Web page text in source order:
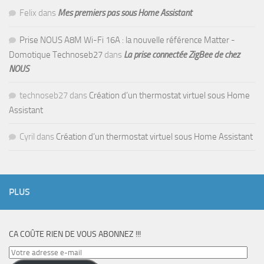
Felix dans Mes premiers pas sous Home Assistant
Prise NOUS A8M Wi-Fi 16A : la nouvelle référence Matter -
Domotique Technoseb27 dans La prise connectée ZigBee de chez
NOUS
technoseb27 dans Création d’un thermostat virtuel sous Home
Assistant
Cyril dans Création d’un thermostat virtuel sous Home Assistant
PLUS
CA COÛTE RIEN DE VOUS ABONNEZ !!!
Votre